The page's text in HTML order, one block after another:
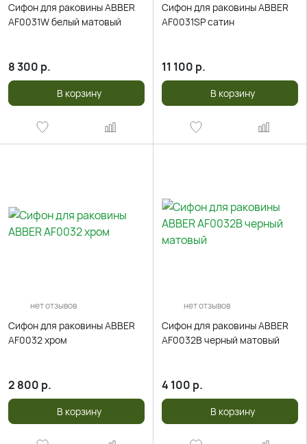
Сифон для раковины ABBER
AF0031W белый матовый
8 300 р.
В корзину
Сифон для раковины ABBER
AF0031SP сатин
11 100 р.
В корзину
нет отзывов
Сифон для раковины ABBER
AF0032 хром
2 800 р.
В корзину
нет отзывов
Сифон для раковины ABBER
AF0032B черный матовый
4 100 р.
В корзину